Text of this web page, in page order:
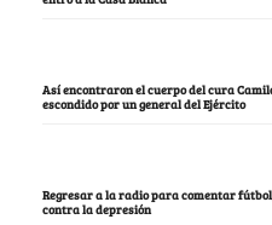
Así encontraron el cuerpo del cura
escondido por un general del Ejército
Regresar a la radio para comentar
contra la depresión